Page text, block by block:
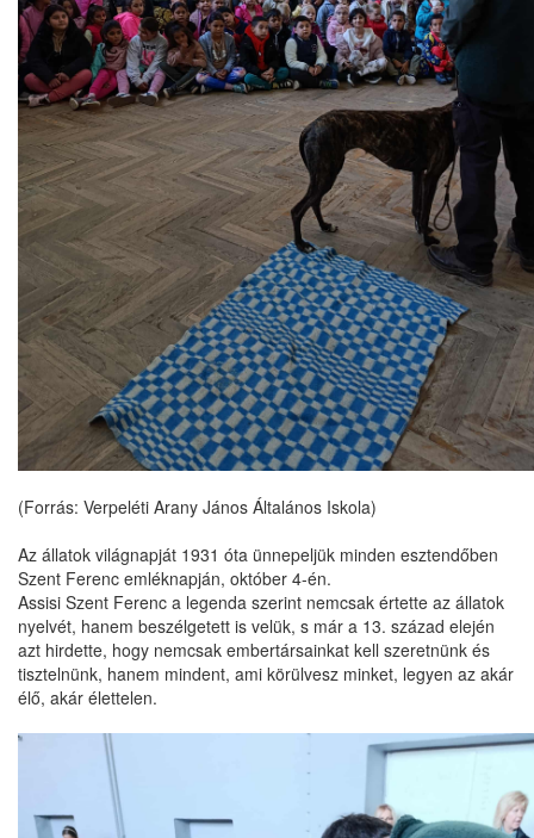
(Forrás: Verpeléti Arany János Általános Iskola)
Az állatok világnapját 1931 óta ünnepeljük minden esztendőben
Szent Ferenc emléknapján, október 4-én.
Assisi Szent Ferenc a legenda szerint nemcsak értette az állatok
nyelvét, hanem beszélgetett is velük, s már a 13. század elején
azt hirdette, hogy nemcsak embertársainkat kell szeretnünk és
tisztelnünk, hanem mindent, ami körülvesz minket, legyen az akár
élő, akár élettelen.